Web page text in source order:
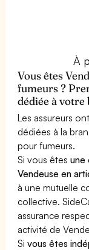
À
Vous êtes
fumeurs ?
dédiée à votre
Les assureurs
dédiées à la
pour fumeurs.
Si vous êtesune
Vendeuse en
à une mutuelle
collective.
assurance
activité de
Sivous êtes